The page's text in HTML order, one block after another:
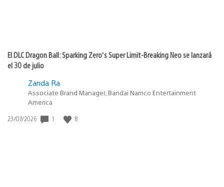
El DLC Dragon Ball: Sparking Zero’s Super Limit-Breaking Neo se lanzará
el 30 de julio
Zanda Ra
Associate Brand Manager, Bandai Namco Entertainment
America
Fecha
23/07/2026 1 8